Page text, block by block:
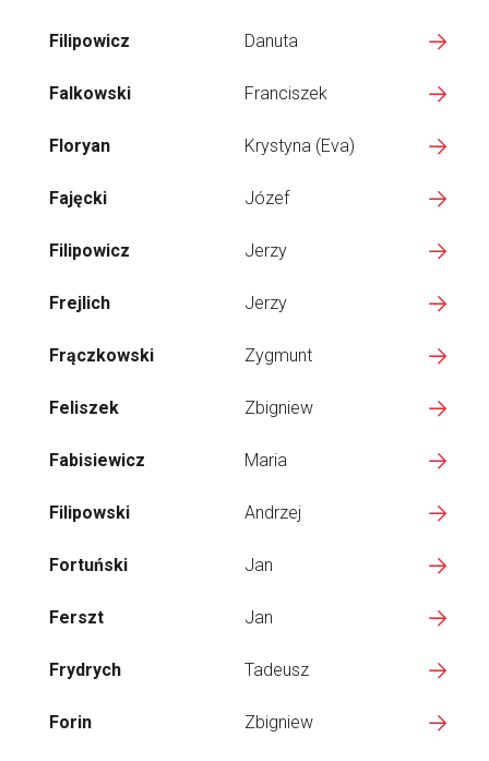
Filipowicz Danuta
Falkowski Franciszek
Floryan Krystyna (Eva)
Fajęcki Józef
Filipowicz Jerzy
Frejlich Jerzy
Frączkowski Zygmunt
Feliszek Zbigniew
Fabisiewicz Maria
Filipowski Andrzej
Fortuński Jan
Ferszt Jan
Frydrych Tadeusz
Forin Zbigniew